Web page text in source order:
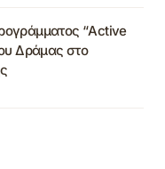
“Active
Δράμας στο